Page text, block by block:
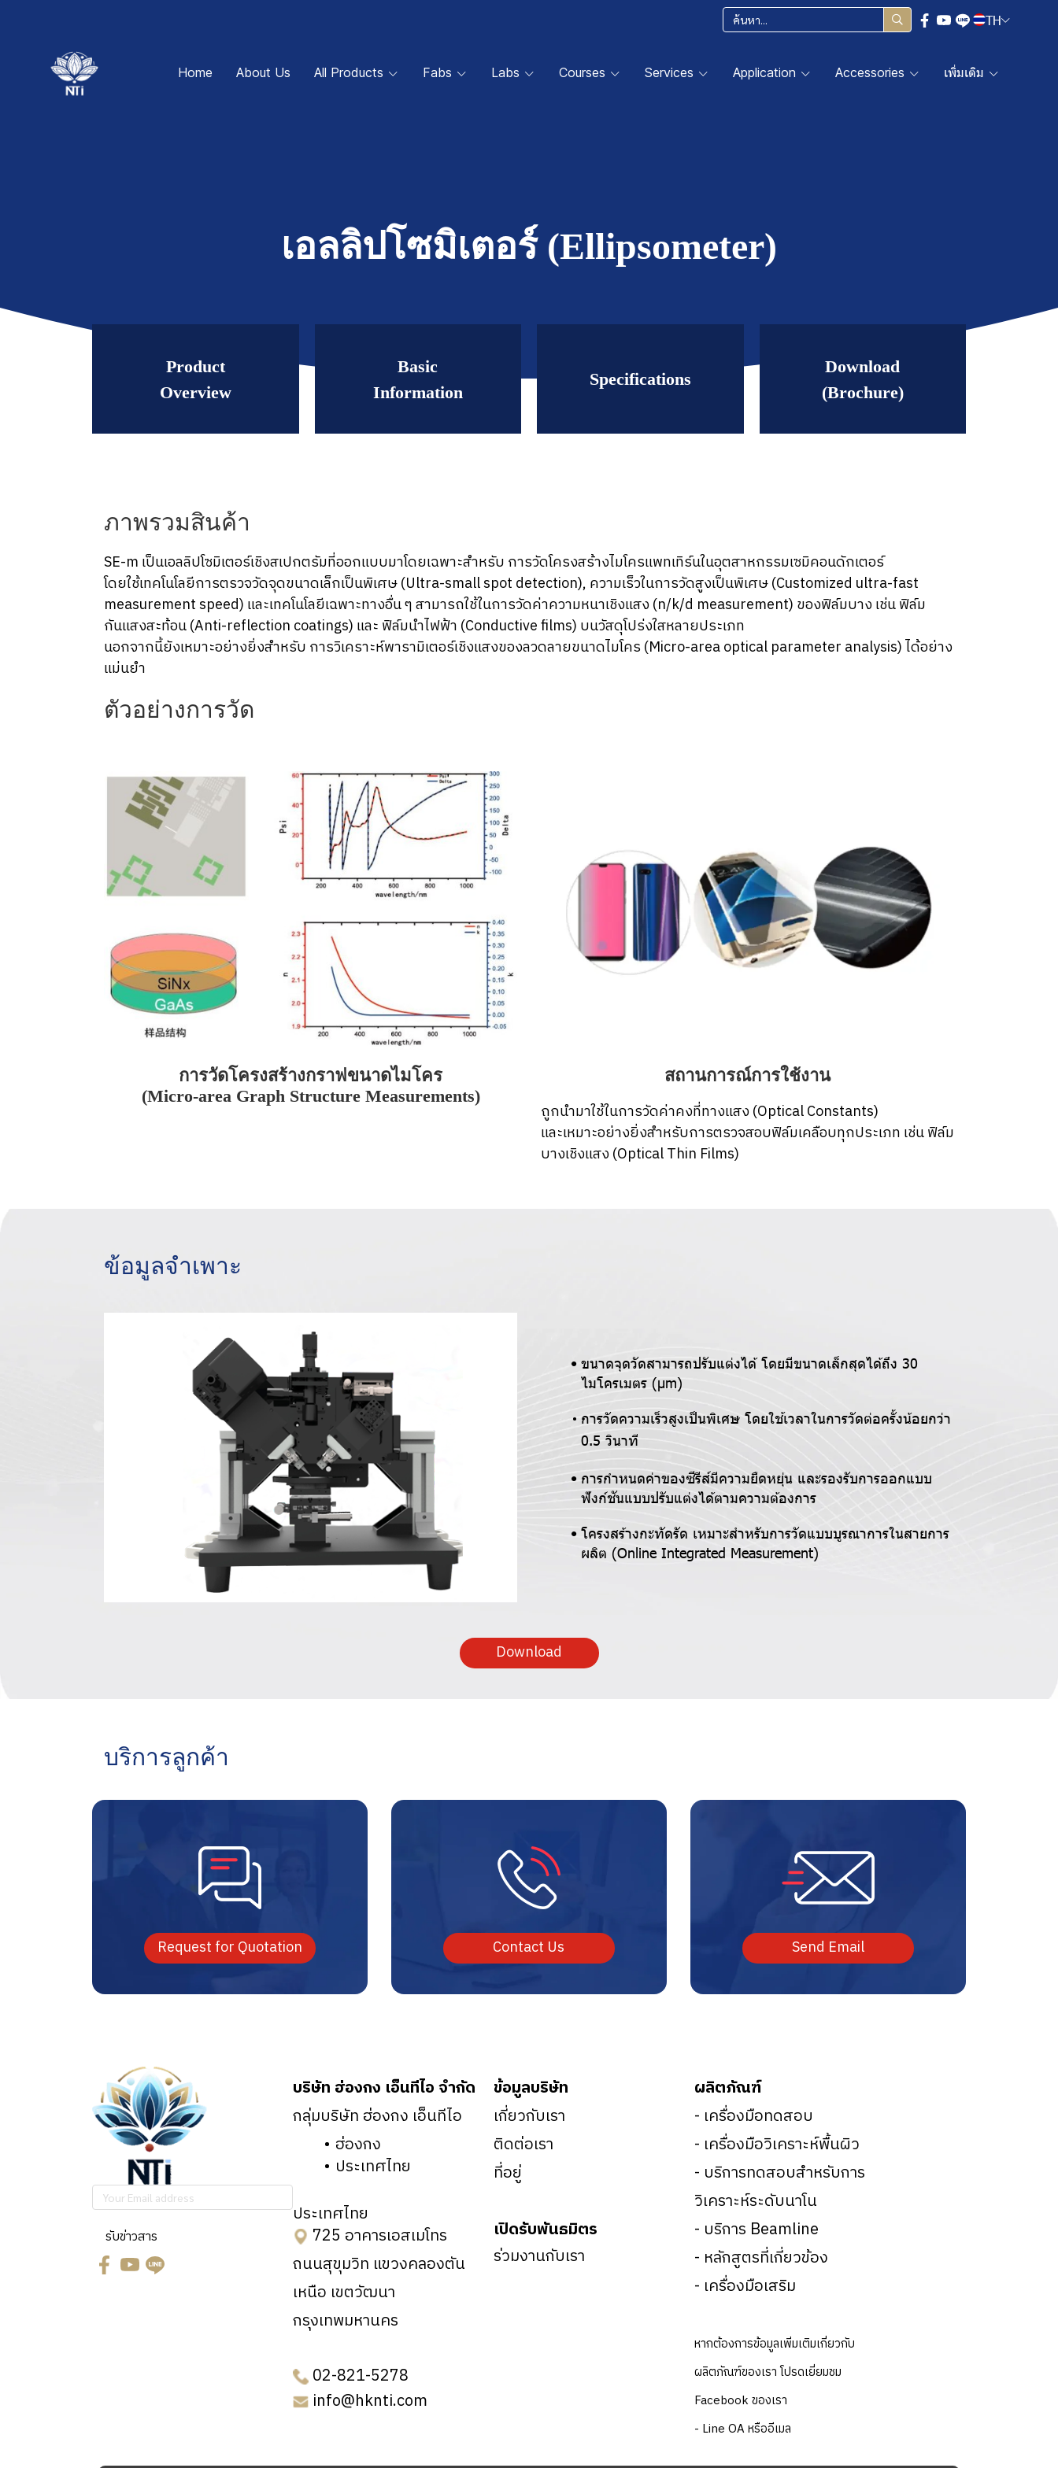
TH
Home About Us All Products Fabs Labs Courses Services Application Accessories เพิ่มเติม
เอลลิปโซมิเตอร์ (Ellipsometer)
Product
Overview
Basic
Information
Specifications
Download
(Brochure)
ภาพรวมสินค้า
SE-m เป็นเอลลิปโซมิเตอร์เชิงสเปกตรัมที่ออกแบบมาโดยเฉพาะสำหรับ การวัดโครงสร้างไมโครแพทเทิร์นในอุตสาหกรรมเซมิคอนดักเตอร์
โดยใช้เทคโนโลยีการตรวจวัดจุดขนาดเล็กเป็นพิเศษ (Ultra-small spot detection), ความเร็วในการวัดสูงเป็นพิเศษ (Customized ultra-fast
measurement speed) และเทคโนโลยีเฉพาะทางอื่น ๆ สามารถใช้ในการวัดค่าความหนาเชิงแสง (n/k/d measurement) ของฟิล์มบาง เช่น ฟิล์ม
กันแสงสะท้อน (Anti-reflection coatings) และ ฟิล์มนำไฟฟ้า (Conductive films) บนวัสดุโปร่งใสหลายประเภท
นอกจากนี้ยังเหมาะอย่างยิ่งสำหรับ การวิเคราะห์พารามิเตอร์เชิงแสงของลวดลายขนาดไมโคร (Micro-area optical parameter analysis) ได้อย่าง
แม่นยำ
ตัวอย่างการวัด
การวัดโครงสร้างกราฟขนาดไมโคร
(Micro-area Graph Structure Measurements)
สถานการณ์การใช้งาน
ถูกนำมาใช้ในการวัดค่าคงที่ทางแสง (Optical Constants)
และเหมาะอย่างยิ่งสำหรับการตรวจสอบฟิล์มเคลือบทุกประเภท เช่น ฟิล์ม
บางเชิงแสง (Optical Thin Films)
ข้อมูลจำเพาะ
ขนาดจุดวัดสามารถปรับแต่งได้ โดยมีขนาดเล็กสุดได้ถึง 30
ไมโครเมตร (µm)
การวัดความเร็วสูงเป็นพิเศษ โดยใช้เวลาในการวัดต่อครั้งน้อยกว่า
0.5 วินาที
การกำหนดค่าของซีรีส์มีความยืดหยุ่น และรองรับการออกแบบ
ฟังก์ชันแบบปรับแต่งได้ตามความต้องการ
โครงสร้างกะทัดรัด เหมาะสำหรับการวัดแบบบูรณาการในสายการ
ผลิต (Online Integrated Measurement)
Download
บริการลูกค้า
Request for Quotation Contact Us Send Email
รับข่าวสาร
บริษัท ฮ่องกง เอ็นทีไอ จำกัด
กลุ่มบริษัท ฮ่องกง เอ็นทีไอ
ฮ่องกง
ประเทศไทย
ประเทศไทย
725 อาคารเอสเมโทร
ถนนสุขุมวิท แขวงคลองตัน
เหนือ เขตวัฒนา
กรุงเทพมหานคร
02-821-5278
info@hknti.com
ข้อมูลบริษัท
เกี่ยวกับเรา
ติดต่อเรา
ที่อยู่
เปิดรับพันธมิตร
ร่วมงานกับเรา
ผลิตภัณฑ์
- เครื่องมือทดสอบ
- เครื่องมือวิเคราะห์พื้นผิว
- บริการทดสอบสำหรับการ
วิเคราะห์ระดับนาโน
- บริการ Beamline
- หลักสูตรที่เกี่ยวข้อง
- เครื่องมือเสริม
หากต้องการข้อมูลเพิ่มเติมเกี่ยวกับ
ผลิตภัณฑ์ของเรา โปรดเยี่ยมชม
Facebook ของเรา
- Line OA หรืออีเมล